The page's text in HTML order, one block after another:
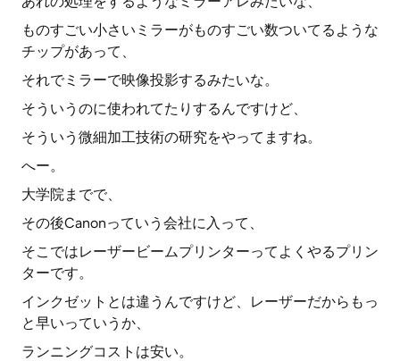
ものすごい小さいミラーがものすごい数ついてるような
チップがあって、
それでミラーで映像投影するみたいな。
そういうのに使われてたりするんですけど、
そういう微細加工技術の研究をやってますね。
へー。
大学院までで、
その後Canonっていう会社に入って、
そこではレーザービームプリンターってよくやるプリン
ターです。
インクゼットとは違うんですけど、レーザーだからもっ
と早いっていうか、
ランニングコストは安い。